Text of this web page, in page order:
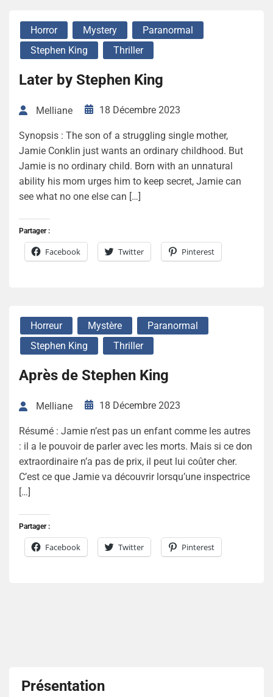
Horror Mystery
Paranormal
Stephen King
Thriller
Later by Stephen King
Melliane 18 Décembre 2023
Synopsis : The son of a struggling single mother,
Jamie Conklin just wants an ordinary childhood. But
Jamie is no ordinary child. Born with an unnatural
ability his mom urges him to keep secret, Jamie can
see what no one else can […]
Partager :
Facebook Twitter Pinterest
Horreur Mystère
Paranormal
Stephen King
Thriller
Après de Stephen King
Melliane 18 Décembre 2023
Résumé : Jamie n’est pas un enfant comme les autres
: il a le pouvoir de parler avec les morts. Mais si ce don
extraordinaire n’a pas de prix, il peut lui coûter cher.
C’est ce que Jamie va découvrir lorsqu’une inspectrice
[…]
Partager :
Facebook Twitter Pinterest
Présentation